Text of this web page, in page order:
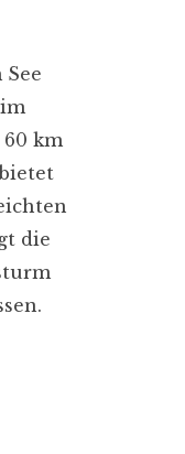
km
die